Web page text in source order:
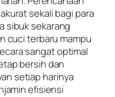
sekali bagi para
sibuk sekarang
cuci terbaru mampu
sangat optimal
bersih dan
setiap harinya
efisiensi